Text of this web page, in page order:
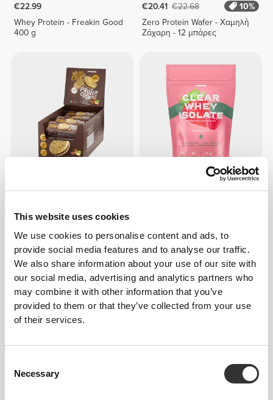
This website uses cookies
We use cookies to personalise content and ads, to
provide social media features and to analyse our traffic.
We also share information about your use of our site with
our social media, advertising and analytics partners who
may combine it with other information that you’ve
provided to them or that they’ve collected from your use
of their services.
Selection
Necessary
€22.99
Whey Protein - Freakin Good
400 g
€20.41 €22.68
10%
Zero Protein Wafer - Χαμηλή
Ζάχαρη - 12 μπάρες
Cookies (12 packs of 4) -
Chocolate & Hazelnut Cream
100% Πρωτεΐνη Ρυζιού 900